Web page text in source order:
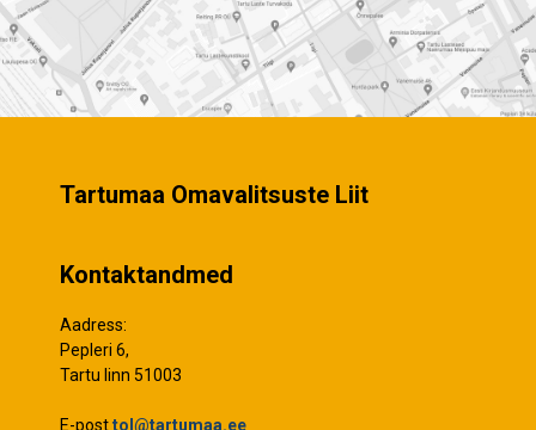
Tartumaa Omavalitsuste Liit
Kontaktandmed
Aadress:
Pepleri 6,
Tartu linn 51003
E-posttol@tartumaa.ee